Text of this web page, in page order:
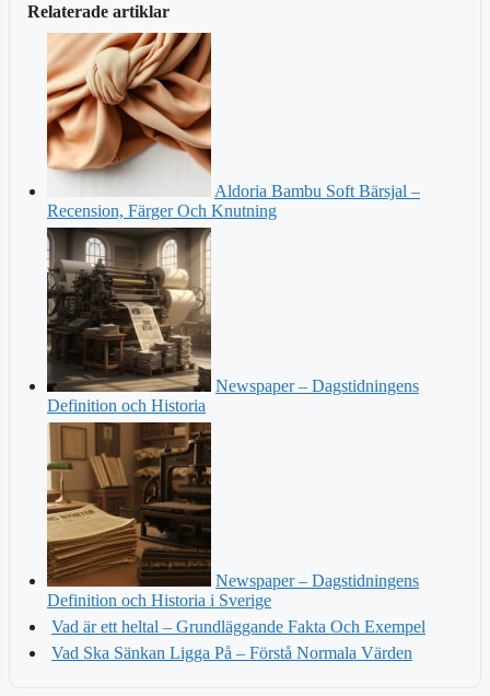
Relaterade artiklar
Aldoria Bambu Soft Bärsjal –
Recension, Färger Och Knutning
Newspaper – Dagstidningens
Definition och Historia
Newspaper – Dagstidningens
Definition och Historia i Sverige
Vad är ett heltal – Grundläggande Fakta Och Exempel
Vad Ska Sänkan Ligga På – Förstå Normala Värden